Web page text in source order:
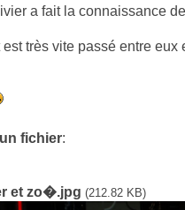
a fait la connaissance
est très vite passé entre
fichier:
et zo�.jpg (212.82 KB)